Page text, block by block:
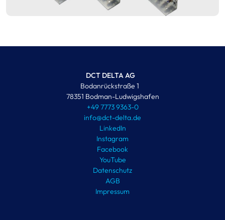
DCT DELTA AG
Bodanrückstraße 1
78351 Bodman-Ludwigshafen
+49 7773 9363-0
info@dct-delta.de
LinkedIn
Instagram
Facebook
YouTube
Datenschutz
AGB
Impressum